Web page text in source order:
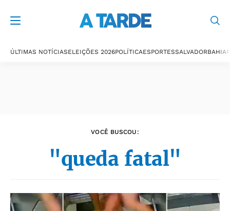
ÚLTIMAS NOTÍCIASELEIÇÕES 2026POLÍTICAESPORTESSALVADORBAHIA
VOCÊ BUSCOU:
"queda fatal"